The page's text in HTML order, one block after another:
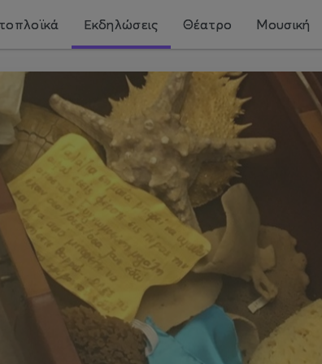
Εκδηλώσεις Θέατρο Μουσική